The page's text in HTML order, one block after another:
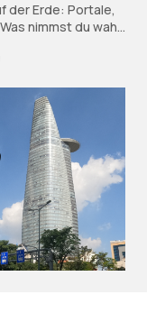
der Erde: Portale,
nimmst du wahr,
Wie fühlst du dich
was zeigt sich und